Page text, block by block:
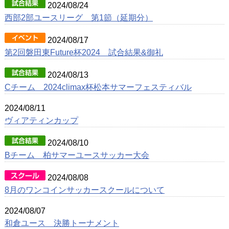
2024/08/24
西部2部ユースリーグ 第1節（延期分）
2024/08/17
第2回磐田東Future杯2024 試合結果&御礼
2024/08/13
Cチーム 2024climax杯松本サマーフェスティバル
2024/08/11
ヴィアティンカップ
2024/08/10
Bチーム 柏サマーユースサッカー大会
2024/08/08
8月のワンコインサッカースクールについて
2024/08/07
和倉ユース 決勝トーナメント